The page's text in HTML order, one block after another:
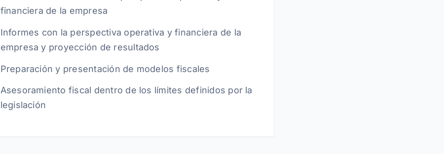
financiera de la empresa
Informes con la perspectiva operativa y financiera de la
empresa y proyección de resultados
Preparación y presentación de modelos fiscales
Asesoramiento fiscal dentro de los límites definidos por la
legislación